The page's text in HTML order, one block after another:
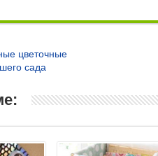
цветочные
сада